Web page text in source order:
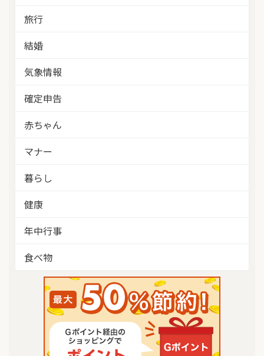
旅行
結婚
気象情報
確定申告
赤ちゃん
マナー
暮らし
健康
年中行事
食べ物